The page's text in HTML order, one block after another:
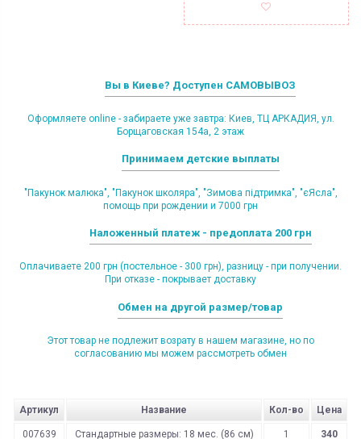
Вы в Киеве? Доступен САМОВЫВОЗ
Оформляете online - забираете уже завтра: Киев, ТЦ АРКАДИЯ, ул.
Борщаговская 154а, 2 этаж
Принимаем детские выплаты
"Пакунок малюка", "Пакунок школяра", "Зимова підтримка", "єЯсла",
помощь при рождении и 7000 грн
Наложенный платеж - предоплата 200 грн
Оплачиваете 200 грн (постельное - 300 грн), разницу - при получении.
При отказе - покрывает доставку
Обмен на другой размер/товар
Этот товар не подлежит возрату в нашем магазине, но по
согласованию мы можем рассмотреть обмен
Артикул Название Кол-во Цена
007639 Стандартные размеры: 18 мес. (86 см) 1 340